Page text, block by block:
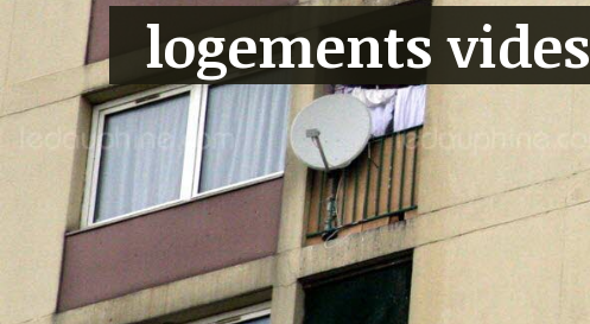
logements vides